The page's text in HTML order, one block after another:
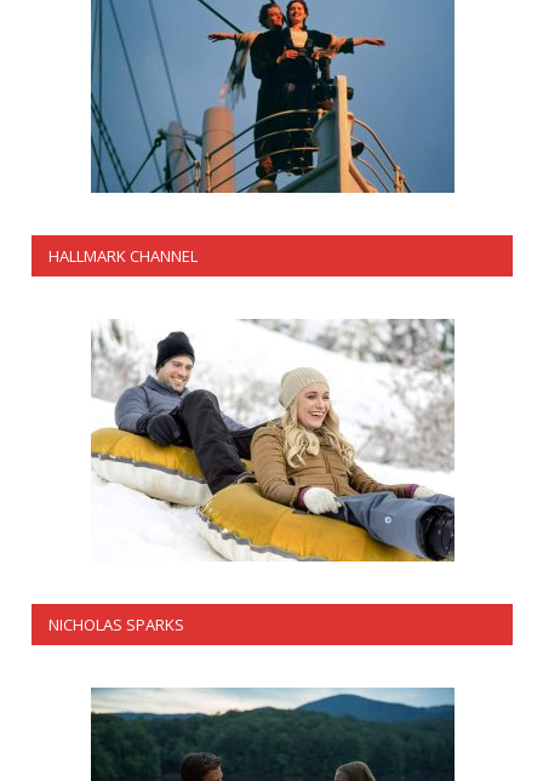
HALLMARK CHANNEL
NICHOLAS SPARKS